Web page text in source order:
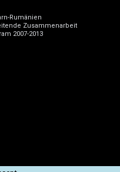
Rumänien
Zusammenarbeit
2007-2013